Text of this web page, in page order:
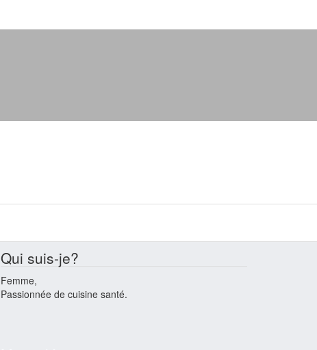
Qui suis-je?
Femme,
Passionnée de cuisine santé.